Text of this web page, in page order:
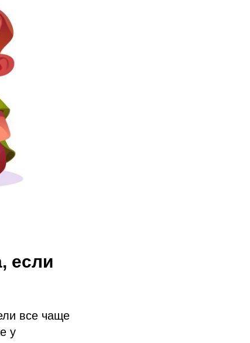
если
все чаще
у